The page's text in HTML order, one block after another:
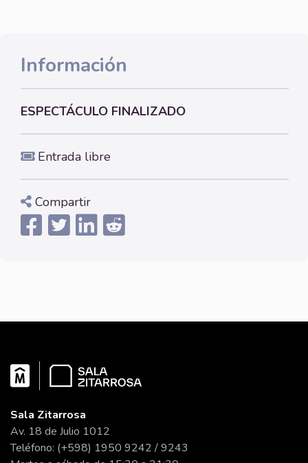
Información
ESPECTÁCULO FINALIZADO
Entrada libre
Compartir
Sala Zitarrosa
Av. 18 de Julio 1012
Teléfono: (+598) 1950 9242 / 9243